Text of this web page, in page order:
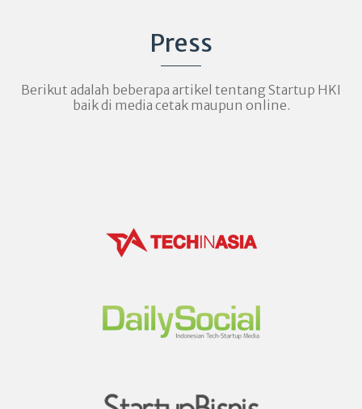
Press
Berikut adalah beberapa artikel tentang Startup HKI
baik di media cetak maupun online.